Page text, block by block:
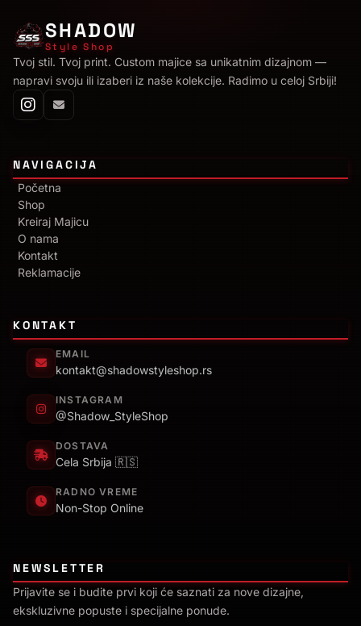
SHADOW
Style Shop
Tvoj stil. Tvoj print. Custom majice sa unikatnim dizajnom —
napravi svoju ili izaberi iz naše kolekcije. Radimo u celoj Srbiji!
NAVIGACIJA
Početna
Shop
Kreiraj Majicu
O nama
Kontakt
Reklamacije
KONTAKT
EMAIL
kontakt@shadowstyleshop.rs
INSTAGRAM
@Shadow_StyleShop
DOSTAVA
Cela Srbija 🇷🇸
RADNO VREME
Non-Stop Online
NEWSLETTER
Prijavite se i budite prvi koji će saznati za nove dizajne,
ekskluzivne popuste i specijalne ponude.